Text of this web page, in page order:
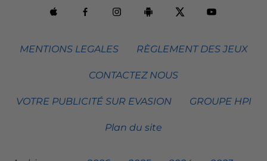
MENTIONS LEGALES RÈGLEMENT DES JEUX
CONTACTEZ NOUS
VOTRE PUBLICITÉ SUR EVASION GROUPE HPI
Plan du site